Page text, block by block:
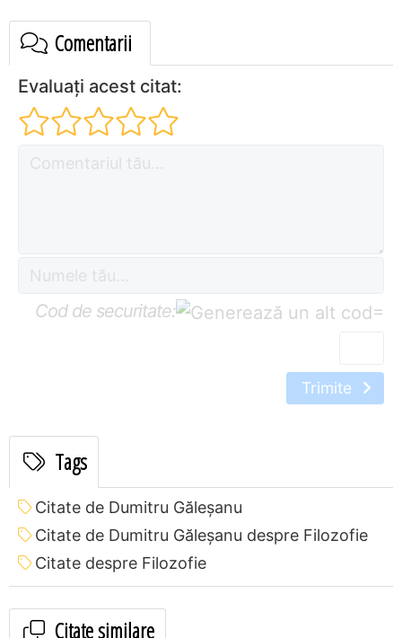
Comentarii
Evaluați acest citat:
Cod de securitate: =
Trimite
Tags
Citate de Dumitru Găleşanu
Citate de Dumitru Găleşanu despre Filozofie
Citate despre Filozofie
Citate similare